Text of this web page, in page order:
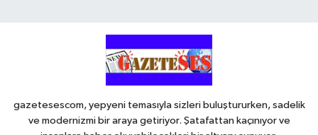
gazetesescom, yepyeni temasıyla sizleri buluştururken, sadelik
ve modernizmi bir araya getiriyor. Şatafattan kaçınıyor ve